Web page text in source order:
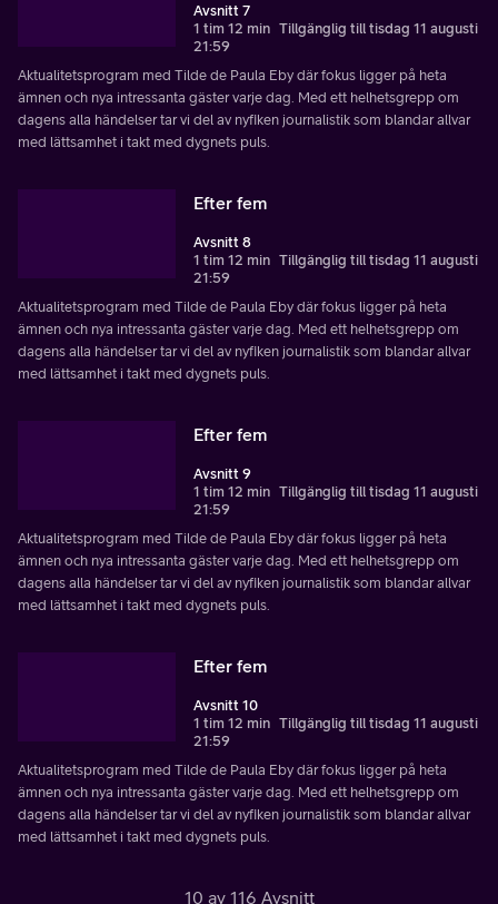
Avsnitt 7
1 tim 12 min Tillgänglig till tisdag 11 augusti
21:59
Aktualitetsprogram med Tilde de Paula Eby där fokus ligger på heta
ämnen och nya intressanta gäster varje dag. Med ett helhetsgrepp om
dagens alla händelser tar vi del av nyfiken journalistik som blandar allvar
med lättsamhet i takt med dygnets puls.
Efter fem
Avsnitt 8
1 tim 12 min Tillgänglig till tisdag 11 augusti
21:59
Aktualitetsprogram med Tilde de Paula Eby där fokus ligger på heta
ämnen och nya intressanta gäster varje dag. Med ett helhetsgrepp om
dagens alla händelser tar vi del av nyfiken journalistik som blandar allvar
med lättsamhet i takt med dygnets puls.
Efter fem
Avsnitt 9
1 tim 12 min Tillgänglig till tisdag 11 augusti
21:59
Aktualitetsprogram med Tilde de Paula Eby där fokus ligger på heta
ämnen och nya intressanta gäster varje dag. Med ett helhetsgrepp om
dagens alla händelser tar vi del av nyfiken journalistik som blandar allvar
med lättsamhet i takt med dygnets puls.
Efter fem
Avsnitt 10
1 tim 12 min Tillgänglig till tisdag 11 augusti
21:59
Aktualitetsprogram med Tilde de Paula Eby där fokus ligger på heta
ämnen och nya intressanta gäster varje dag. Med ett helhetsgrepp om
dagens alla händelser tar vi del av nyfiken journalistik som blandar allvar
med lättsamhet i takt med dygnets puls.
10 av 116 Avsnitt